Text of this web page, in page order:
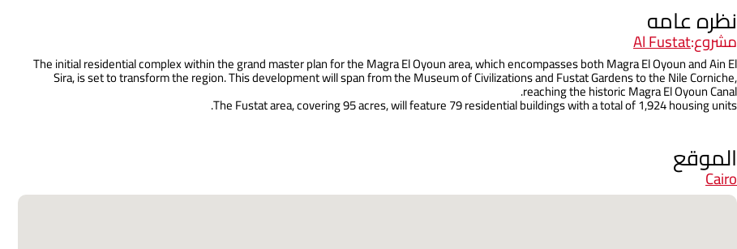
نظره عامه
مشروع:Al Fustat
The initial residential complex within the grand master plan for the Magra El Oyoun area, which encompasses both Magra El Oyoun and Ain El
Sira, is set to transform the region. This development will span from the Museum of Civilizations and Fustat Gardens to the Nile Corniche,
reaching the historic Magra El Oyoun Canal.
The Fustat area, covering 95 acres, will feature 79 residential buildings with a total of 1,924 housing units.
الموقع
Cairo